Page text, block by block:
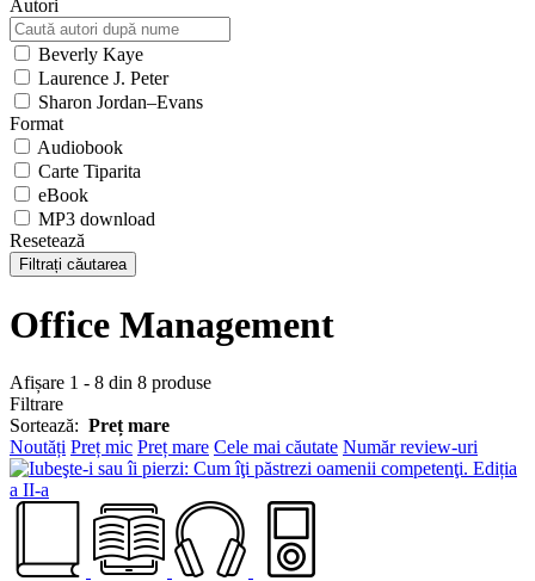
Autori
Beverly Kaye
Laurence J. Peter
Sharon Jordan–Evans
Format
Audiobook
Carte Tiparita
eBook
MP3 download
Resetează
Filtrați căutarea
Office Management
Afișare 1 - 8 din 8 produse
Filtrare
Sortează: Preț mare
Noutăți Preț mic Preț mare Cele mai căutate Număr review-uri